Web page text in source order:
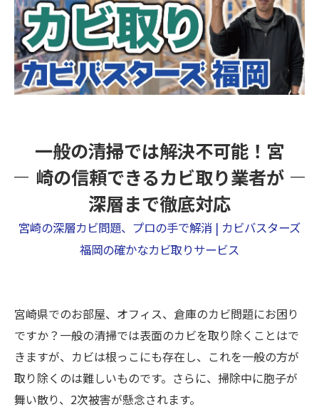
一般の清掃では解決不可能！宮
崎の信頼できるカビ取り業者が
深層まで徹底対応
宮崎の深層カビ問題、プロの手で解消 | カビバスターズ
福岡の確かなカビ取りサービス
宮崎県でのお部屋、オフィス、倉庫のカビ問題にお困り
ですか？一般の清掃では表面のカビを取り除くことはで
きますが、カビは根っこにも存在し、これを一般の方が
取り除くのは難しいものです。さらに、掃除中に胞子が
舞い散り、2次被害が懸念されます。